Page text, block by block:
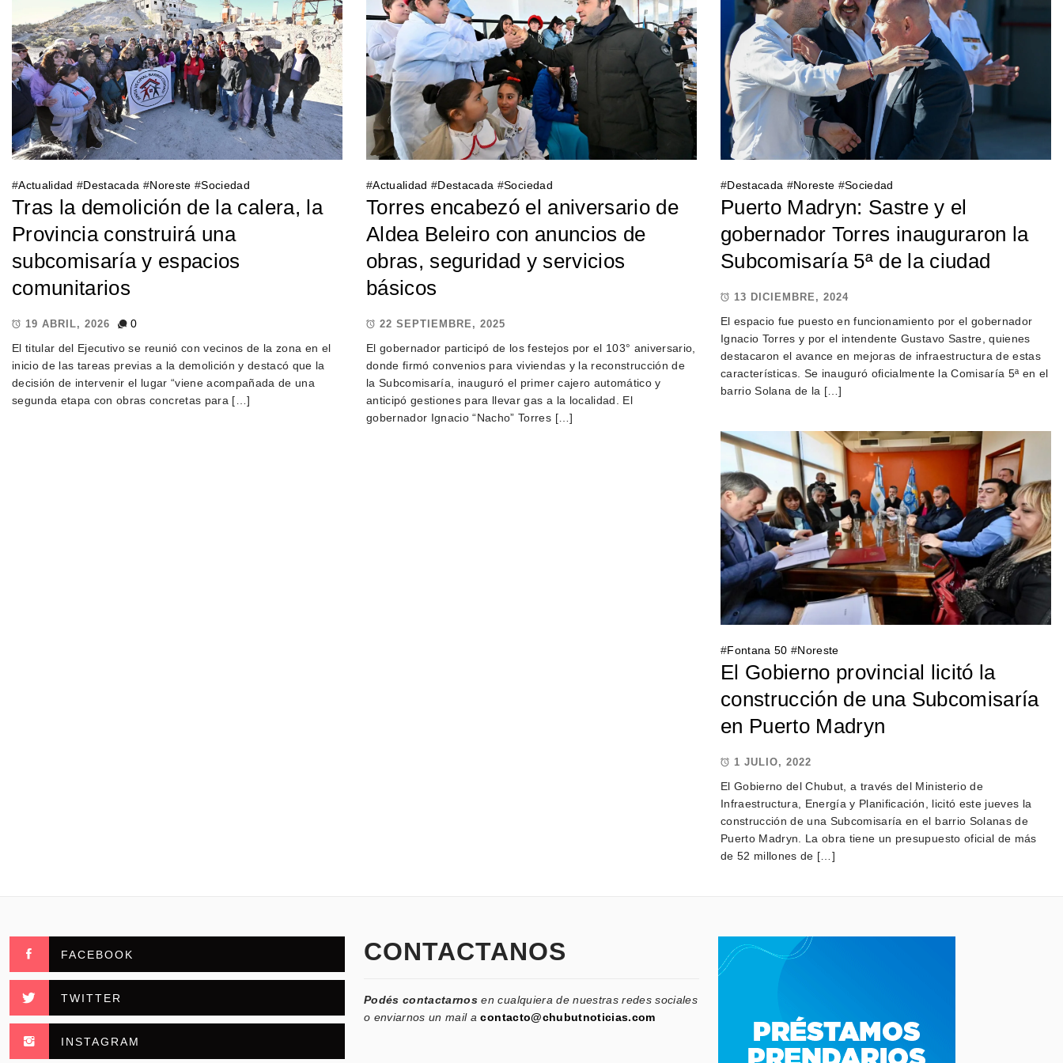
#Actualidad #Destacada #Noreste #Sociedad
Tras la demolición de la calera, la
Provincia construirá una
subcomisaría y espacios
comunitarios
19 ABRIL, 2026
0
El titular del Ejecutivo se reunió con vecinos de la zona en el
inicio de las tareas previas a la demolición y destacó que la
decisión de intervenir el lugar “viene acompañada de una
segunda etapa con obras concretas para […]
#Actualidad #Destacada #Sociedad
Torres encabezó el aniversario de
Aldea Beleiro con anuncios de
obras, seguridad y servicios
básicos
22 SEPTIEMBRE, 2025
El gobernador participó de los festejos por el 103° aniversario,
donde firmó convenios para viviendas y la reconstrucción de
la Subcomisaría, inauguró el primer cajero automático y
anticipó gestiones para llevar gas a la localidad. El
gobernador Ignacio “Nacho” Torres […]
#Destacada #Noreste #Sociedad
Puerto Madryn: Sastre y el
gobernador Torres inauguraron la
Subcomisaría 5ª de la ciudad
13 DICIEMBRE, 2024
El espacio fue puesto en funcionamiento por el gobernador
Ignacio Torres y por el intendente Gustavo Sastre, quienes
destacaron el avance en mejoras de infraestructura de estas
características. Se inauguró oficialmente la Comisaría 5ª en el
barrio Solana de la […]
#Fontana 50 #Noreste
El Gobierno provincial licitó la
construcción de una Subcomisaría
en Puerto Madryn
1 JULIO, 2022
El Gobierno del Chubut, a través del Ministerio de
Infraestructura, Energía y Planificación, licitó este jueves la
construcción de una Subcomisaría en el barrio Solanas de
Puerto Madryn. La obra tiene un presupuesto oficial de más
de 52 millones de […]
FACEBOOK
TWITTER
INSTAGRAM
CONTACTANOS
Podés contactarnos en cualquiera de nuestras redes sociales
o enviarnos un mail acontacto@chubutnoticias.com